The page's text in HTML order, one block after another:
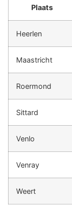
Plaats
Heerlen
Maastricht
Roermond
Sittard
Venlo
Venray
Weert